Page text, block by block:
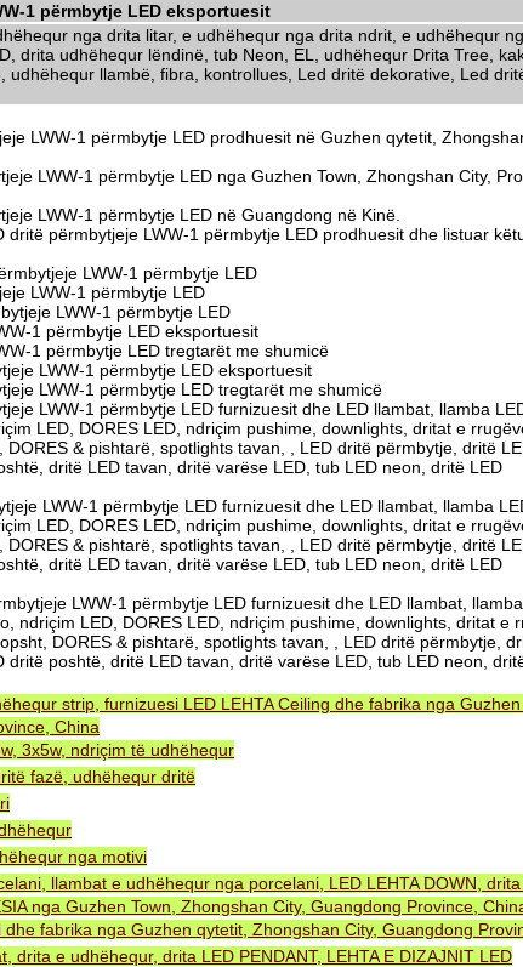
1 përmbytje LED eksportuesit
nga drita litar, e udhëhequr nga drita ndrit, e udhëhequr
drita udhëhequr lëndinë, tub Neon, EL, udhëhequr Drita Tree,
udhëhequr llambë, fibra, kontrollues, Led dritë dekorative, Led
LWW-1 përmbytje LED prodhuesit në Guzhen qytetit,
LWW-1 përmbytje LED nga Guzhen Town, Zhongshan City,
LWW-1 përmbytje LED në Guangdong në Kinë.
dritë përmbytjeje LWW-1 përmbytje LED prodhuesit dhe listuar
LWW-1 përmbytje LED
LWW-1 përmbytje LED
LWW-1 përmbytje LED
1 përmbytje LED eksportuesit
1 përmbytje LED tregtarët me shumicë
LWW-1 përmbytje LED eksportuesit
LWW-1 përmbytje LED tregtarët me shumicë
LWW-1 përmbytje LED furnizuesit dhe LED llambat, llamba
LED, DORES LED, ndriçim pushime, downlights, dritat e
& pishtarë, spotlights tavan, , LED dritë përmbytje, dritë
dritë LED tavan, dritë varëse LED, tub LED neon, dritë LED
LWW-1 përmbytje LED furnizuesit dhe LED llambat, llamba
LED, DORES LED, ndriçim pushime, downlights, dritat e
& pishtarë, spotlights tavan, , LED dritë përmbytje, dritë
dritë LED tavan, dritë varëse LED, tub LED neon, dritë LED
LWW-1 përmbytje LED furnizuesit dhe LED llambat,
ndriçim LED, DORES LED, ndriçim pushime, downlights, dritat e
DORES & pishtarë, spotlights tavan, , LED dritë përmbytje,
dritë poshtë, dritë LED tavan, dritë varëse LED, tub LED neon,
strip, furnizuesi LED LEHTA Ceiling dhe fabrika nga Guzhen
China
3x5w, ndriçim të udhëhequr
fazë, udhëhequr dritë
nga motivi
llambat e udhëhequr nga porcelani, LED LEHTA DOWN,
nga Guzhen Town, Zhongshan City, Guangdong Province,
fabrika nga Guzhen qytetit, Zhongshan City, Guangdong
drita e udhëhequr, drita LED PENDANT, LEHTA E DIZAJNIT LED